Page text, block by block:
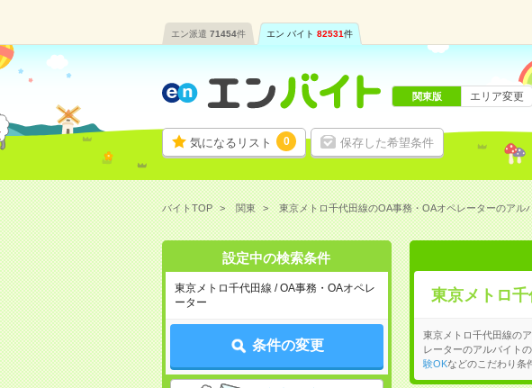
エン派遣 71454件 エン バイト 82531件
気になるリスト 0 保存した希望条件
関東版 エリア変更
バイトTOP 関東 東京メトロ千代田線のOA事務・OAオペレーターのアル
設定中の検索条件
東京メトロ千代田線 / OA事務・OAオペレ
ーター
条件の変更
東京メトロ千
東京メトロ千代田線の
レーターのアルバイトの
験OKなどのこだわり条